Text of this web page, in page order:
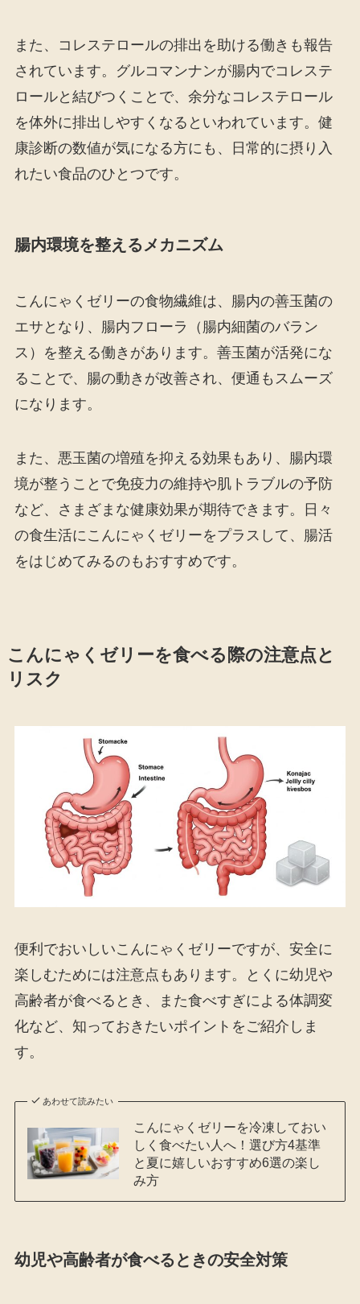
また、コレステロールの排出を助ける働きも報告
されています。グルコマンナンが腸内でコレステ
ロールと結びつくことで、余分なコレステロール
を体外に排出しやすくなるといわれています。健
康診断の数値が気になる方にも、日常的に摂り入
れたい食品のひとつです。
腸内環境を整えるメカニズム
こんにゃくゼリーの食物繊維は、腸内の善玉菌の
エサとなり、腸内フローラ（腸内細菌のバラン
ス）を整える働きがあります。善玉菌が活発にな
ることで、腸の動きが改善され、便通もスムーズ
になります。
また、悪玉菌の増殖を抑える効果もあり、腸内環
境が整うことで免疫力の維持や肌トラブルの予防
など、さまざまな健康効果が期待できます。日々
の食生活にこんにゃくゼリーをプラスして、腸活
をはじめてみるのもおすすめです。
こんにゃくゼリーを食べる際の注意点と
リスク
便利でおいしいこんにゃくゼリーですが、安全に
楽しむためには注意点もあります。とくに幼児や
高齢者が食べるとき、また食べすぎによる体調変
化など、知っておきたいポイントをご紹介しま
す。
あわせて読みたい
こんにゃくゼリーを冷凍しておい
しく食べたい人へ！選び方4基準
と夏に嬉しいおすすめ6選の楽し
み方
幼児や高齢者が食べるときの安全対策